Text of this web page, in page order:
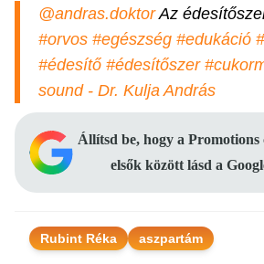
@andras.doktorAz
#orvos #egészség #edukáció
#édesítő #édesítőszer
sound - Dr. Kulja András
Állítsd be, hogy a
elsők között lásd a
Rubint Réka aszpartám